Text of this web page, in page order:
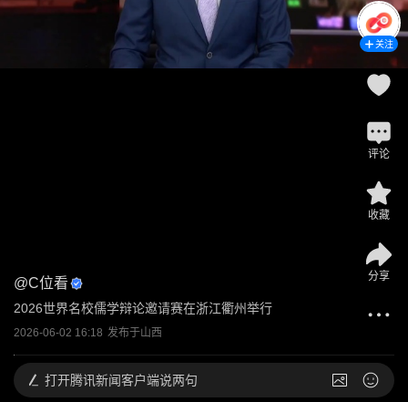
@C位看
2026世界名校儒学辩论邀请赛在浙江衢州举行
2026-06-02 16:18 发布于山西
关注
评论
收藏
分享
打开腾讯新闻客户端说两句